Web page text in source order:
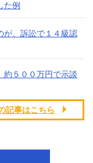
た例
が、訴訟で１４級認
約５００万円で示談
記事はこちら